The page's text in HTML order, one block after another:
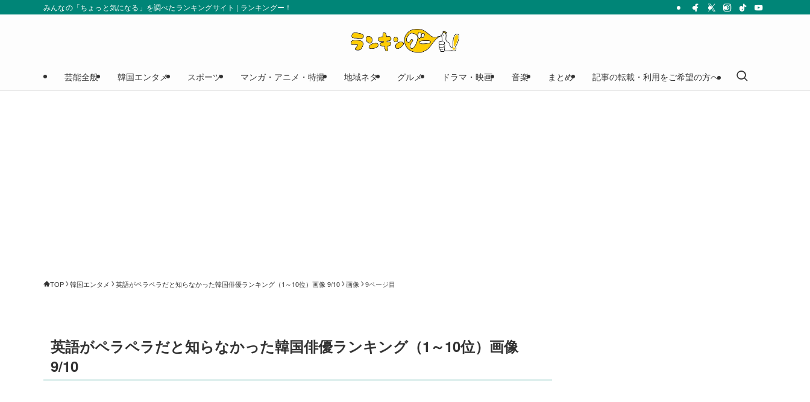
みんなの「ちょっと気になる」を調べたランキングサイト | ランキングー！
芸能全般 韓国エンタメ スポーツ マンガ・アニメ・特撮 地域ネタ グルメ ドラマ・映画 音楽 まとめ 記事の転載・利用をご希望の方へ
TOP 韓国エンタメ 英語がペラペラだと知らなかった韓国俳優ランキング（1～10位）画像 9/10 画像 9ページ目
英語がペラペラだと知らなかった韓国俳優ランキング（1～10位）画像
9/10